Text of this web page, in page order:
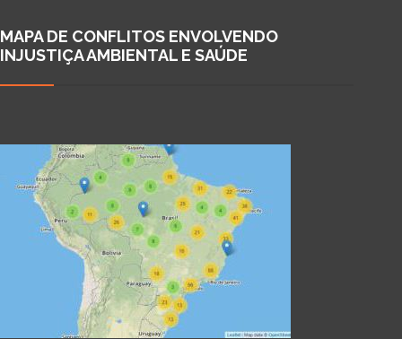
MAPA DE CONFLITOS ENVOLVENDO
INJUSTIÇA AMBIENTAL E SAÚDE